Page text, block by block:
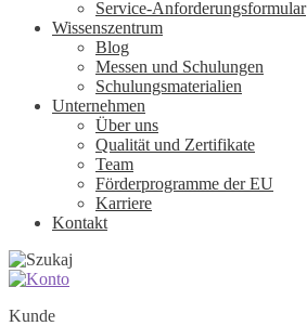
Service-Anforderungsformular
Wissenszentrum
Blog
Messen und Schulungen
Schulungsmaterialien
Unternehmen
Über uns
Qualität und Zertifikate
Team
Förderprogramme der EU
Karriere
Kontakt
Kunde